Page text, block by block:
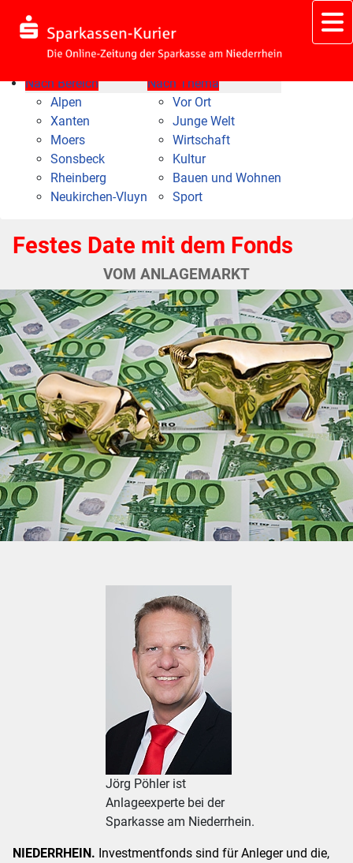
Nach Bereich
Alpen
Xanten
Moers
Sonsbeck
Rheinberg
Neukirchen-Vluyn
Nach Thema
Vor Ort
Junge Welt
Wirtschaft
Kultur
Bauen und Wohnen
Sport
Festes Date mit dem Fonds
VOM ANLAGEMARKT
Jörg Pöhler ist
Anlageexperte bei der
Sparkasse am Niederrhein.
NIEDERRHEIN. Investmentfonds sind für Anleger und die,